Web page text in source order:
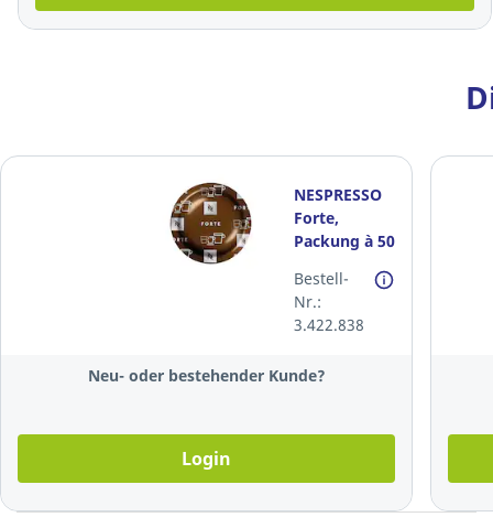
NESPRESSO
Forte,
Packung à 50
Bestell-
Nr.:
3.422.838
Neu- oder bestehender Kunde?
Login